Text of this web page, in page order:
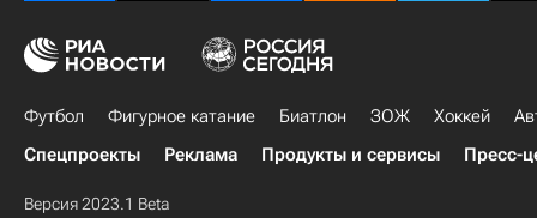
Футбол Фигурное катание Биатлон ЗОЖ Хоккей
Спецпроекты
Реклама Продукты и сервисы Пресс-
Версия 2023.1 Beta